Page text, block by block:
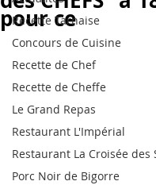
Recette Tarnaise
Concours de Cuisine
Recette de Chef
Recette de Cheffe
Le Grand Repas
Restaurant L'Impérial
Restaurant La Croisée des
Porc Noir de Bigorre
pour ce